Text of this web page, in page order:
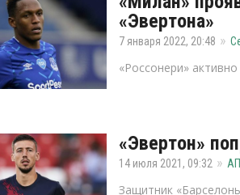
«Эвертона»
7 января 2022, 20:48
«Россонери»
«Эвертон»
14 июля 2021, 09:32
Защитник